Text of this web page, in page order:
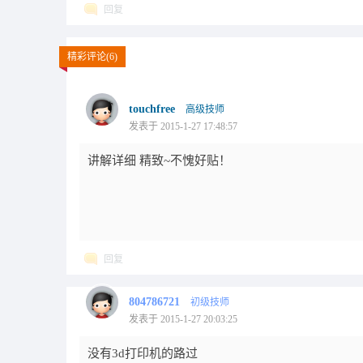
回复
精彩评论(6)
touchfree
高级技师
发表于 2015-1-27 17:48:57
讲解详细 精致~不愧好贴！
回复
804786721
初级技师
发表于 2015-1-27 20:03:25
没有3d打印机的路过